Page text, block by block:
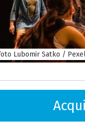
Lubomir Satko /